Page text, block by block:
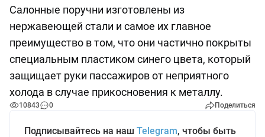
Салонные поручни изготовлены из
нержавеющей стали и самое их главное
преимущество в том, что они частично покрыты
специальным пластиком синего цвета, который
защищает руки пассажиров от неприятного
холода в случае прикосновения к металлу.
10843 0 Поделиться
Подписывайтесь на наш Telegram, чтобы быть